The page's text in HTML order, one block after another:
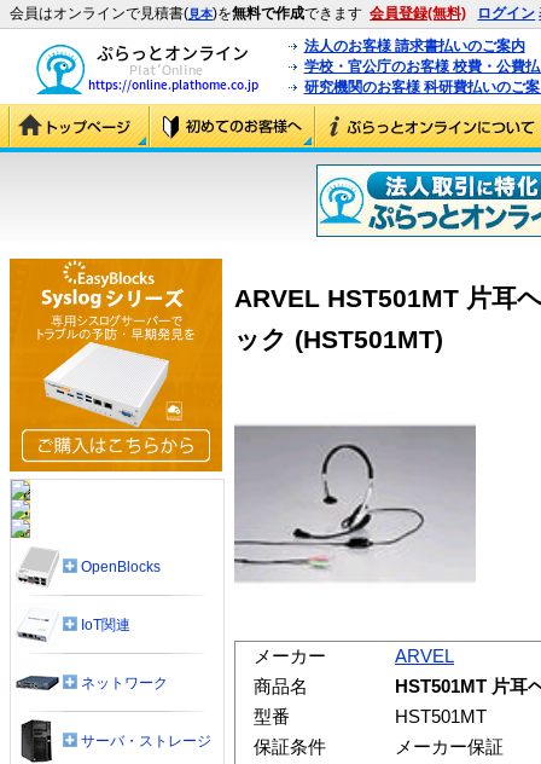
会員はオンラインで見積書(見本)を無料で作成できます 会員登録(無料) ログイン
法人のお客様 請求書払いのご案内
学校・官公庁のお客様 校費・公費
研究機関のお客様 科研費払いのご
ARVEL HST501MT 片耳
ック (HST501MT)
メーカー
ARVEL
商品名
HST501MT 片耳
型番
HST501MT
保証条件
メーカー保証
OpenBlocks
IoT関連
ネットワーク
サーバ・ストレージ